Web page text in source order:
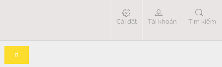
Tìm kiếm
Tài khoản
Cài đặt